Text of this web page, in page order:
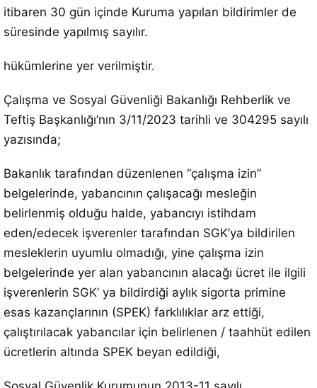
itibaren 30 gün içinde Kuruma yapılan bildirimler de
süresinde yapılmış sayılır.
hükümlerine yer verilmiştir.
Çalışma ve Sosyal Güvenliği Bakanlığı Rehberlik ve
Teftiş Başkanlığı’nın 3/11/2023 tarihli ve 304295 sayılı
yazısında;
Bakanlık tarafından düzenlenen “çalışma izin”
belgelerinde, yabancının çalışacağı mesleğin
belirlenmiş olduğu halde, yabancıyı istihdam
eden/edecek işverenler tarafından SGK’ya bildirilen
mesleklerin uyumlu olmadığı, yine çalışma izin
belgelerinde yer alan yabancının alacağı ücret ile ilgili
işverenlerin SGK’ ya bildirdiği aylık sigorta primine
esas kazançlarının (SPEK) farklılıklar arz ettiği,
çalıştırılacak yabancılar için belirlenen / taahhüt edilen
ücretlerin altında SPEK beyan edildiği,